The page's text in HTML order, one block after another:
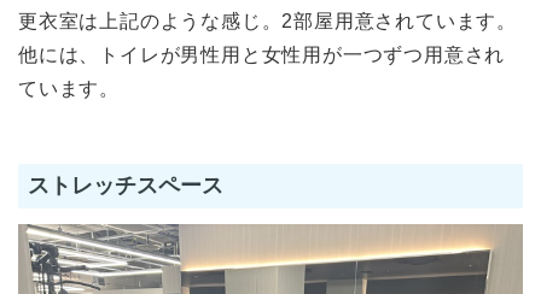
更衣室は上記のような感じ。2部屋用意されています。
他には、トイレが男性用と女性用が一つずつ用意され
ています。
ストレッチスペース